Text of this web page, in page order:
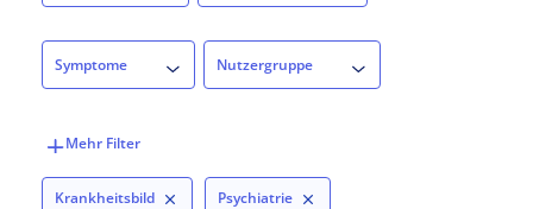
Symptome
Symptome
Nutzergruppe
Nutzergruppe
Krankheitsbild Psychiatrie